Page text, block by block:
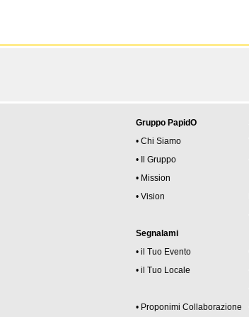
Gruppo PapidO
• Chi Siamo
• Il Gruppo
• Mission
• Vision
Segnalami
• il Tuo Evento
• il Tuo Locale
• Proponimi Collaborazione